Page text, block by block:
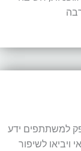
למשתתפים ידע
לשיפור